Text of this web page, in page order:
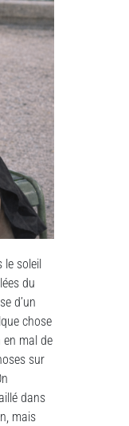
le soleil
du
d’un
chose
en mal de
sur
dans
mais